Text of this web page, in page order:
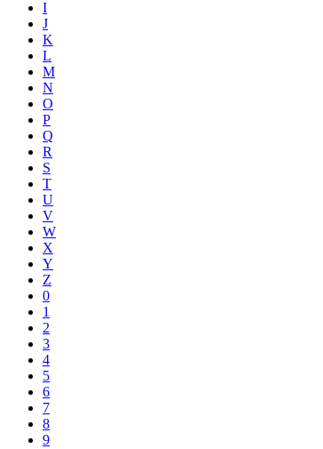
I
J
K
L
M
N
O
P
Q
R
S
T
U
V
W
X
Y
Z
0
1
2
3
4
5
6
7
8
9